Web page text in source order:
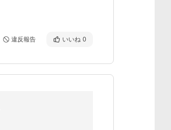
違反報告 いいね 0